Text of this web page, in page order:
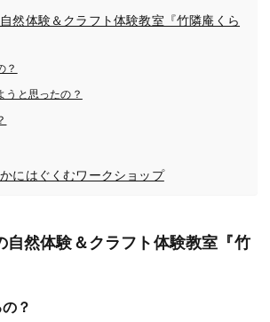
然体験＆クラフト体験教室『竹隣庵くら
？
うと思ったの？
にはぐくむワークショップ
自然体験＆クラフト体験教室『竹
？